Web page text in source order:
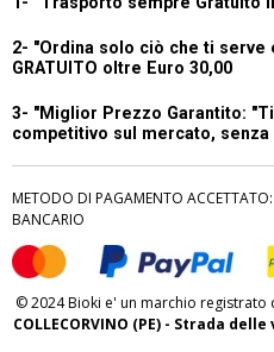
2- "Ordina solo ciò che ti
GRATUITO oltre Euro 30,00
3- "Miglior Prezzo Garantito:
competitivo sul mercato,
METODO DI PAGAMENTO
BANCARIO
© 2024 Bioki e' un marchio registrato
COLLECORVINO (PE) - Strada